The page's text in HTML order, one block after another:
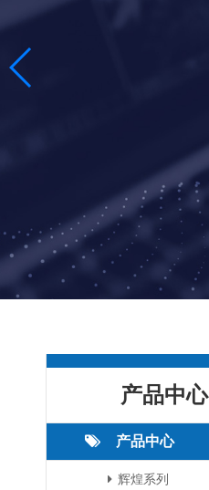
产品中心
产品中心
辉煌系列